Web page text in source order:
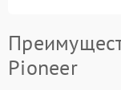
Pioneer